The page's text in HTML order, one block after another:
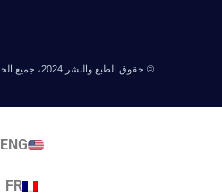
© حقوق الطبع والنشر 2024، جميع الحقوق محفوظة لـ Fanzword
ENG
FR